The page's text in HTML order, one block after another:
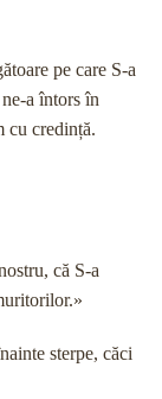
pe care S-a
a întors în
cu credință.
că S-a
sterpe, căci